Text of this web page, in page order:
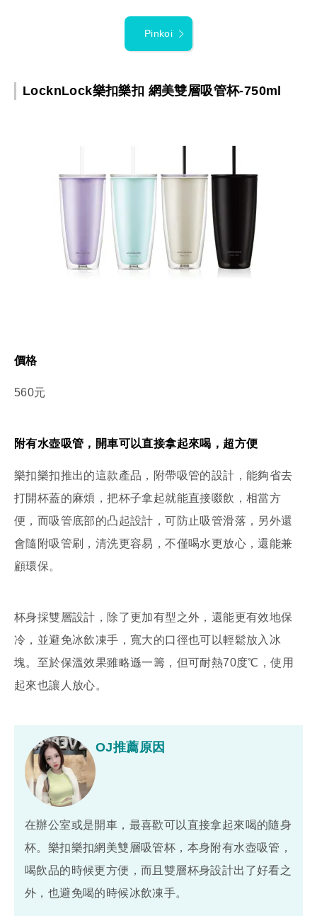
Pinkoi
LocknLock樂扣樂扣 網美雙層吸管杯-750ml
價格
560元
附有水壺吸管，開車可以直接拿起來喝，超方便
樂扣樂扣推出的這款產品，附帶吸管的設計，能夠省去
打開杯蓋的麻煩，把杯子拿起就能直接啜飲，相當方
便，而吸管底部的凸起設計，可防止吸管滑落，另外還
會隨附吸管刷，清洗更容易，不僅喝水更放心，還能兼
顧環保。
杯身採雙層設計，除了更加有型之外，還能更有效地保
冷，並避免冰飲凍手，寬大的口徑也可以輕鬆放入冰
塊。至於保溫效果雖略遜一籌，但可耐熱70度℃，使用
起來也讓人放心。
OJ推薦原因
在辦公室或是開車，最喜歡可以直接拿起來喝的隨身
杯。樂扣樂扣網美雙層吸管杯，本身附有水壺吸管，
喝飲品的時候更方便，而且雙層杯身設計出了好看之
外，也避免喝的時候冰飲凍手。